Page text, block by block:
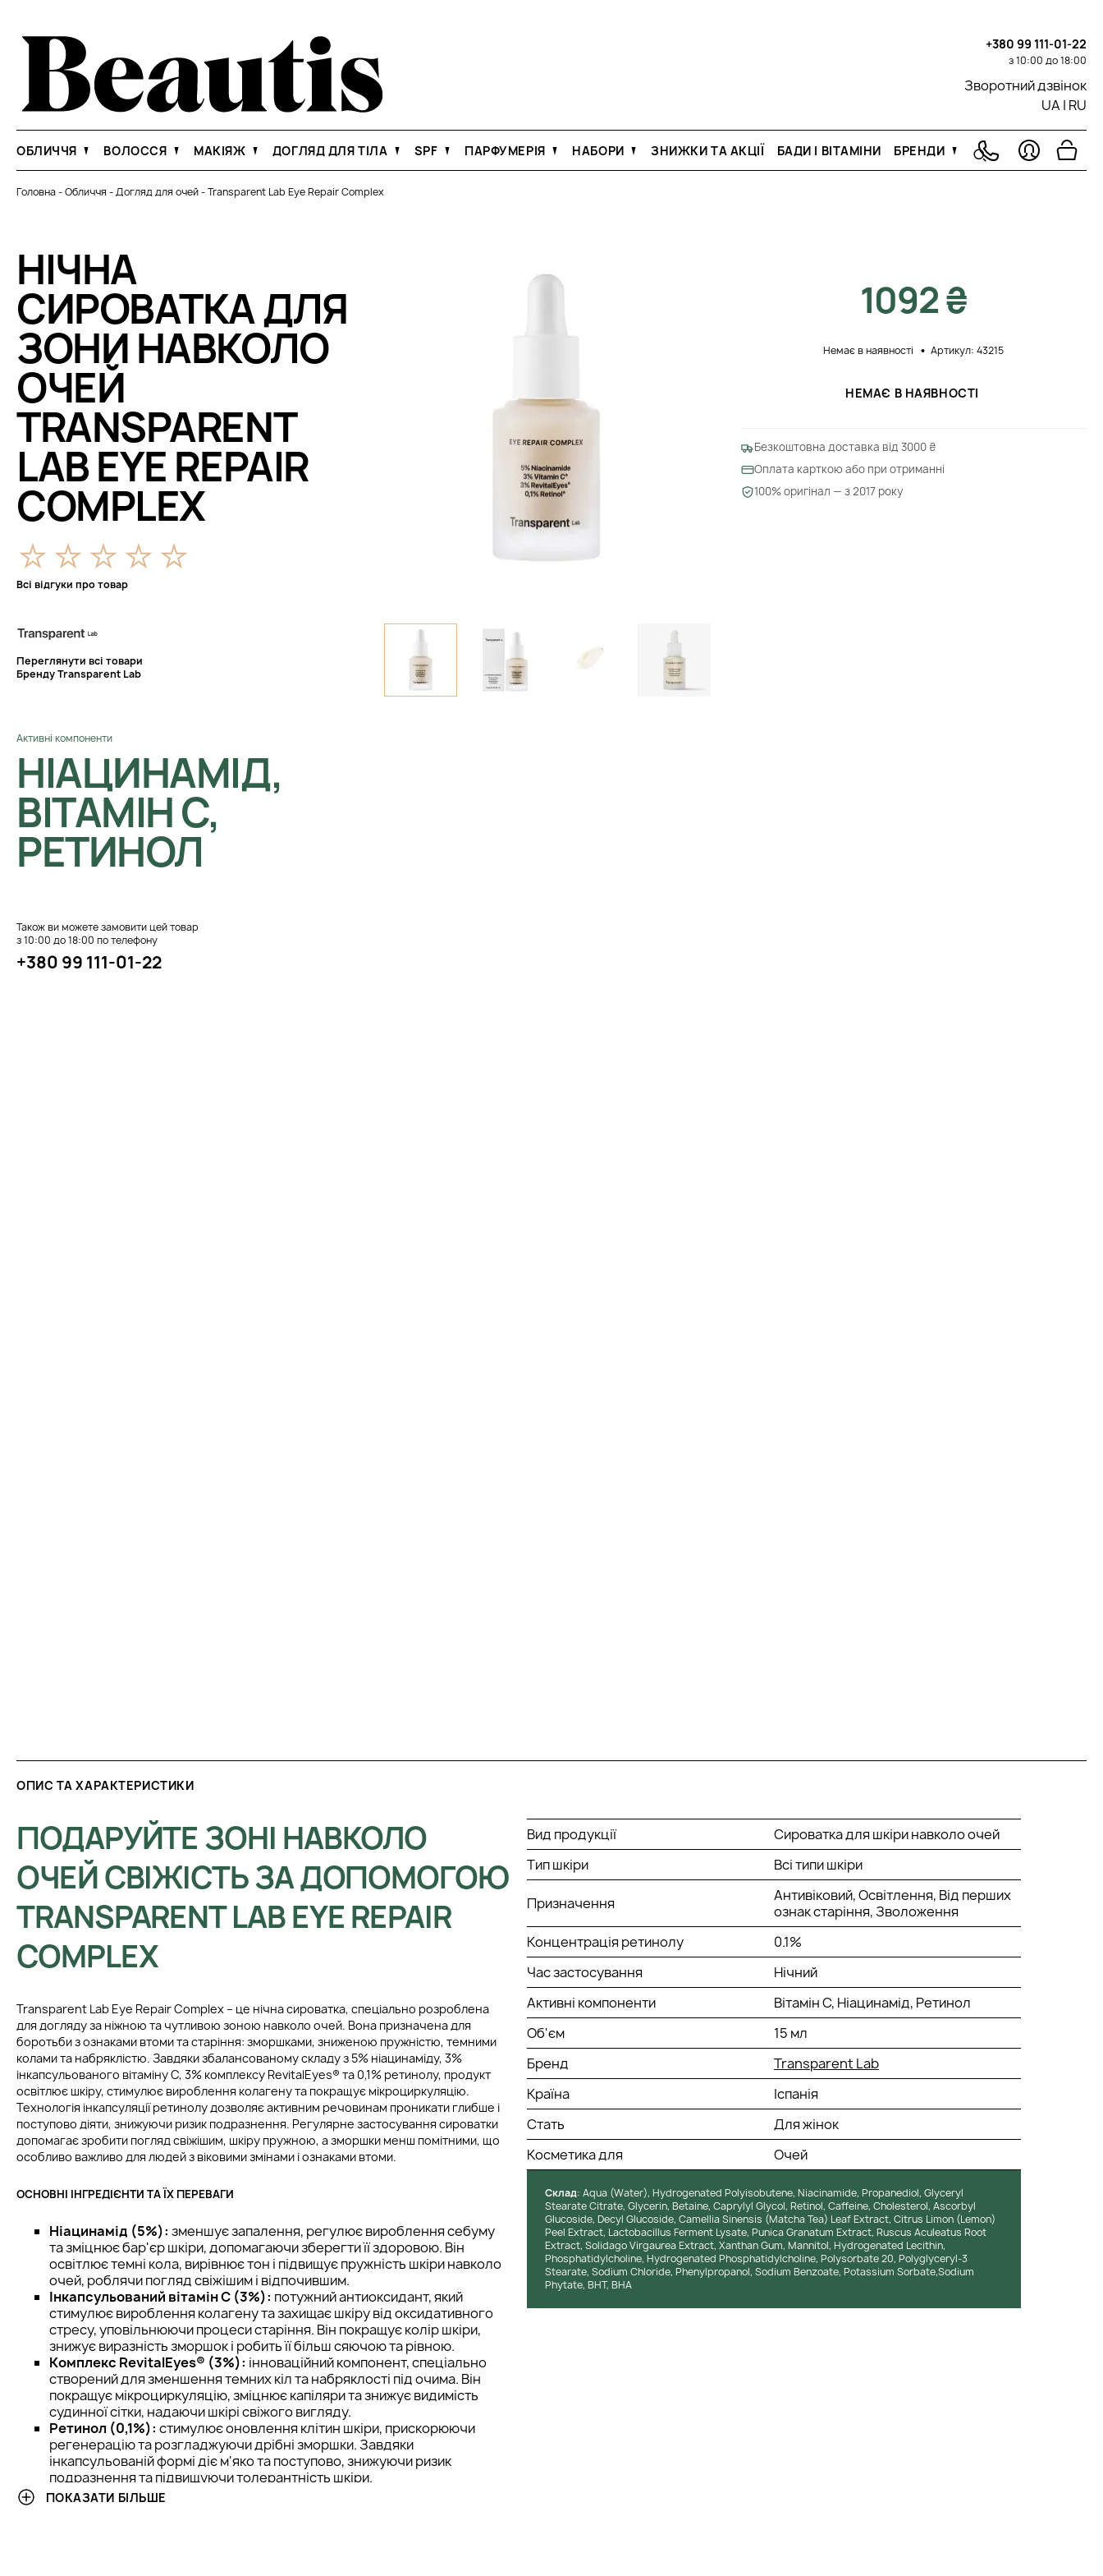
+380 99 111-01-22
з 10:00 до 18:00
Зворотний дзвінок
UA | RU
ОБЛИЧЧЯ ВОЛОССЯ МАКІЯЖ ДОГЛЯД ДЛЯ ТІЛА SPF ПАРФУМЕРІЯ НАБОРИ ЗНИЖКИ ТА АКЦІЇ БАДИ І ВІТАМІНИ БРЕНДИ
Головна-Обличчя -Догляд для очей-Transparent Lab Eye Repair Complex
НІЧНА
СИРОВАТКА ДЛЯ
ЗОНИ НАВКОЛО
ОЧЕЙ
TRANSPARENT
LAB EYE REPAIR
COMPLEX
Всі відгуки про товар
Переглянути всі товари
Бренду Transparent Lab
Активні компоненти
НІАЦИНАМІД,
ВІТАМІН С,
РЕТИНОЛ
Також ви можете замовити цей товар
з 10:00 до 18:00 по телефону
+380 99 111-01-22
1092 ₴
Немає в наявності Артикул: 43215
НЕМАЄ В НАЯВНОСТІ
Безкоштовна доставка від 3000 ₴
Оплата карткою або при отриманні
100% оригінал — з 2017 року
ОПИС ТА ХАРАКТЕРИСТИКИ
ПОДАРУЙТЕ ЗОНІ НАВКОЛО
ОЧЕЙ СВІЖІСТЬ ЗА ДОПОМОГОЮ
TRANSPARENT LAB EYE REPAIR
COMPLEX
Transparent Lab Eye Repair Complex – це нічна сироватка, спеціально розроблена
для догляду за ніжною та чутливою зоною навколо очей. Вона призначена для
боротьби з ознаками втоми та старіння: зморшками, зниженою пружністю, темними
колами та набряклістю. Завдяки збалансованому складу з 5% ніацинаміду, 3%
інкапсульованого вітаміну C, 3% комплексу RevitalEyes® та 0,1% ретинолу, продукт
освітлює шкіру, стимулює вироблення колагену та покращує мікроциркуляцію.
Технологія інкапсуляції ретинолу дозволяє активним речовинам проникати глибше і
поступово діяти, знижуючи ризик подразнення. Регулярне застосування сироватки
допомагає зробити погляд свіжішим, шкіру пружною, а зморшки менш помітними, що
особливо важливо для людей з віковими змінами і ознаками втоми.
ОСНОВНІ ІНГРЕДІЄНТИ ТА ЇХ ПЕРЕВАГИ
Ніацинамід (5%): зменшує запалення, регулює вироблення себуму
та зміцнює бар'єр шкіри, допомагаючи зберегти її здоровою. Він
освітлює темні кола, вирівнює тон і підвищує пружність шкіри навколо
очей, роблячи погляд свіжішим і відпочившим.
Інкапсульований вітамін С (3%): потужний антиоксидант, який
стимулює вироблення колагену та захищає шкіру від оксидативного
стресу, уповільнюючи процеси старіння. Він покращує колір шкіри,
знижує виразність зморшок і робить її більш сяючою та рівною.
Комплекс RevitalEyes® (3%): інноваційний компонент, спеціально
створений для зменшення темних кіл та набряклості під очима. Він
покращує мікроциркуляцію, зміцнює капіляри та знижує видимість
судинної сітки, надаючи шкірі свіжого вигляду.
Ретинол (0,1%): стимулює оновлення клітин шкіри, прискорюючи
регенерацію та розгладжуючи дрібні зморшки. Завдяки
інкапсульованій формі діє м'яко та поступово, знижуючи ризик
подразнення та підвищуючи толерантність шкіри.
Гіалуронова кислота:
ПОКАЗАТИ БІЛЬШЕ
Вид продукції
Сироватка для шкіри навколо очей
Тип шкіри
Всі типи шкіри
Призначення
Антивіковий, Освітлення, Від перших
ознак старіння, Зволоження
Концентрація ретинолу
0.1%
Час застосування
Нічний
Активні компоненти
Вітамін С, Ніацинамід, Ретинол
Об'єм
15 мл
Бренд
Transparent Lab
Країна
Іспанія
Стать
Для жінок
Косметика для
Очей
Cклад: Aqua (Water), Hydrogenated Polyisobutene, Niacinamide, Propanediol, Glyceryl
Stearate Citrate, Glycerin, Betaine, Caprylyl Glycol, Retinol, Caffeine, Cholesterol, Ascorbyl
Glucoside, Decyl Glucoside, Camellia Sinensis (Matcha Tea) Leaf Extract, Citrus Limon (Lemon)
Peel Extract, Lactobacillus Ferment Lysate, Punica Granatum Extract, Ruscus Aculeatus Root
Extract, Solidago Virgaurea Extract, Xanthan Gum, Mannitol, Hydrogenated Lecithin,
Phosphatidylcholine, Hydrogenated Phosphatidylcholine, Polysorbate 20, Polyglyceryl-3
Stearate, Sodium Chloride, Phenylpropanol, Sodium Benzoate, Potassium Sorbate,Sodium
Phytate, BHT, BHA